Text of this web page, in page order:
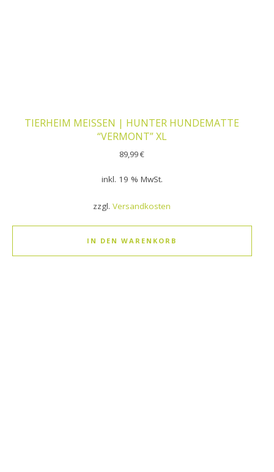
TIERHEIM MEISSEN | HUNTER HUNDEMATTE
“VERMONT” XL
89,99€
inkl. 19 % MwSt.
zzgl.Versandkosten
IN DEN WARENKORB